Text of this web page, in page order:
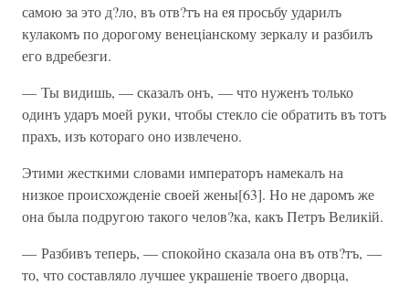
самою за это д?ло, въ отв?тъ на ея просьбу ударилъ
кулакомъ по дорогому венеціанскому зеркалу и разбилъ
его вдребезги.
— Ты видишь, — сказалъ онъ, — что нуженъ только
одинъ ударъ моей руки, чтобы стекло сіе обратить въ тотъ
прахъ, изъ котораго оно извлечено.
Этими жесткими словами императоръ намекалъ на
низкое происхожденіе своей жены[63]. Но не даромъ же
она была подругою такого челов?ка, какъ Петръ Великій.
— Разбивъ теперь, — спокойно сказала она въ отв?тъ, —
то, что составляло лучшее украшеніе твоего дворца,